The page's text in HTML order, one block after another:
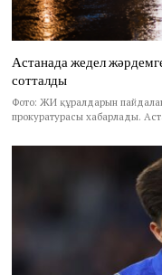
Астанада жедел
сотталды
Фото: ЖИ құралдарын
прокуратурасы хабарлады.